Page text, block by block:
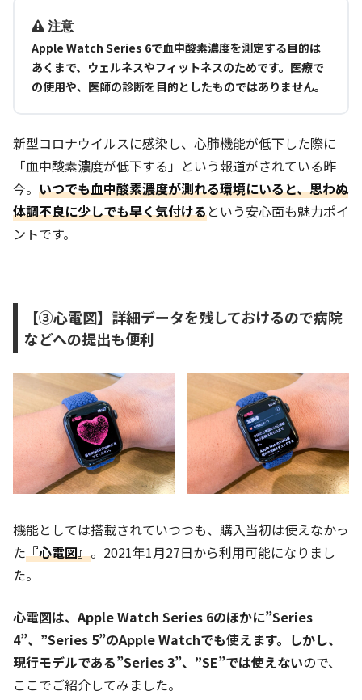
注意
Apple Watch Series 6で血中酸素濃度を測定する目的は
あくまで、ウェルネスやフィットネスのためです。医療で
の使用や、医師の診断を目的としたものではありません。
新型コロナウイルスに感染し、心肺機能が低下した際に
「血中酸素濃度が低下する」という報道がされている昨
今。 いつでも血中酸素濃度が測れる環境にいると、思わぬ
体調不良に少しでも早く気付けるという安心面も魅力ポイ
ントです。
【③心電図】詳細データを残しておけるので病院
などへの提出も便利
機能としては搭載されていつつも、購入当初は使えなかっ
た『心電図』。2021年1月27日から利用可能になりまし
た。
心電図は、Apple Watch Series 6のほかに”Series
4”、”Series 5”のApple Watchでも使えます。しかし、
現行モデルである”Series 3”、”SE”では使えないので、
ここでご紹介してみました。